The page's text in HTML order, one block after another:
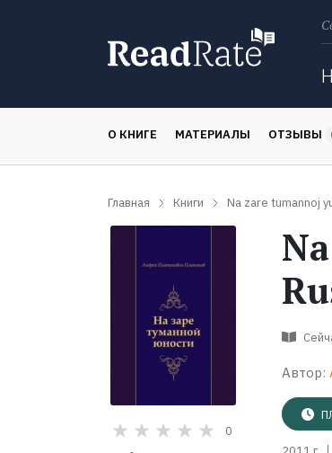
О КНИГЕ МАТЕРИАЛЫ ОТЗЫВЫ
Главная Книги Na zare tumannoj
0
Автор: